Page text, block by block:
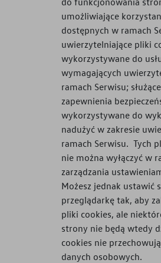
umożliwiające
dostępnych w ramach
uwierzytelniające pliki
wykorzystywane do
wymagających
ramach Serwisu;
zapewnienia
wykorzystywane do
nadużyć w zakresie
ramach Serwisu. Tych
nie można wyłączyć w
zarządzania
Możesz jednak ustawić
przeglądarkę tak, aby
pliki cookies, ale
strony nie będą wtedy
cookies nie
danych osobowych.